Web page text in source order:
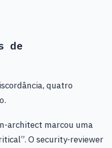
de
quatro
architect marcou uma
O security-reviewer